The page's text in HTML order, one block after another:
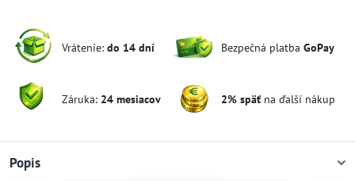
Vrátenie: do 14 dní Bezpečná platba GoPay
Záruka: 24 mesiacov 2% späťna ďalší nákup
Popis